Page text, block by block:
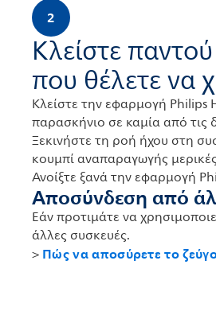
2
Κλείστε
που θέλετε να
Κλείστε την εφαρμογή Philips
παρασκήνιο σε καμία από τις
Ξεκινήστε τη ροή ήχου στη
κουμπί αναπαραγωγής
Ανοίξτε ξανά την εφαρμογή
Αποσύνδεση από
Εάν προτιμάτε να
άλλες συσκευές.
>Πώς να αποσύρετε το